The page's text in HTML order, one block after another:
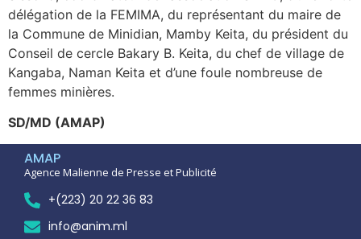
délégation de la FEMIMA, du représentant du maire de
la Commune de Minidian, Mamby Keita, du président du
Conseil de cercle Bakary B. Keita, du chef de village de
Kangaba, Naman Keita et d’une foule nombreuse de
femmes minières.
SD/MD (AMAP)
AMAP
Agence Malienne de Presse et Publicité
+(223) 20 22 36 83
info@anim.ml